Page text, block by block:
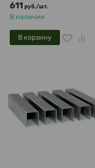
611 руб./шт.
В наличии
В корзину